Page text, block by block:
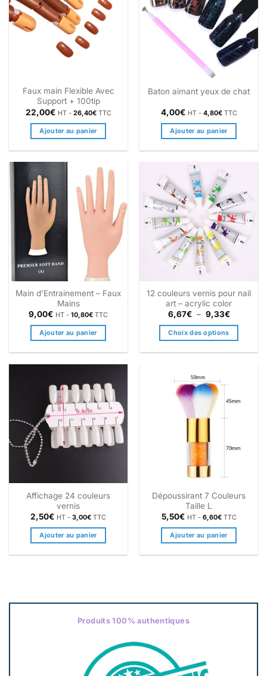
Faux main Flexible Avec
Support + 100tip
22,00€ HT - 26,40€TTC
Ajouter au panier
Baton aimant yeux de chat
4,00€ HT - 4,80€TTC
Ajouter au panier
Main d’Entrainement – Faux
Mains
9,00€ HT - 10,80€ TTC
Ajouter au panier
12 couleurs vernis pour nail
art – acrylic color
6,67€ – 9,33€Plage
prix :
9,33€
Choix des options
plusieurs
variations.
Les
options
être
choisies
sur
page
du
produit
Affichage 24 couleurs
vernis
2,50€ HT - 3,00€ TTC
Ajouter au panier
Dépoussirant 7 Couleurs
Taille L
5,50€ HT - 6,60€TTC
Ajouter au panier
Produits 100% authentiques